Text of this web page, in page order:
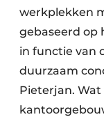
werkplekken
gebaseerd op
in functie van
duurzaam
Pieterjan.